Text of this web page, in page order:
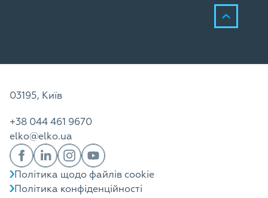
03195, Київ
+38 044 461 9670
elko@elko.ua
Політика щодо файлів cookie
Політика конфіденційності